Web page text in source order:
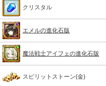
クリスタル
エメルの進化石版
魔法戦士アイフェの進化石版
スピリットストーン(金)